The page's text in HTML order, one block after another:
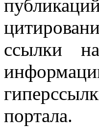
ссылки
портала.